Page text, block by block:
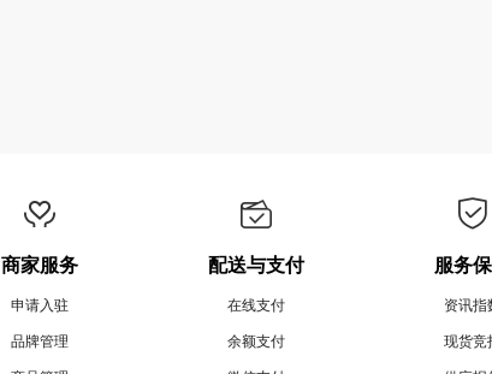
商家服务
申请入驻
品牌管理
配送与支付
在线支付
余额支付
服务
资讯指
现货竞